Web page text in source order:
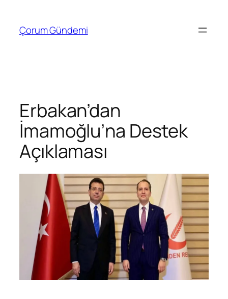
Çorum Gündemi
Erbakan’dan
İmamoğlu’na Destek
Açıklaması